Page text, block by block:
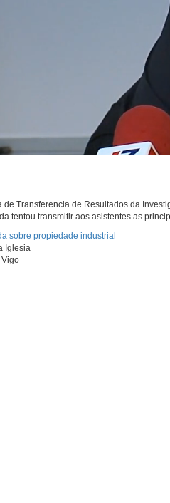
Transferencia de Resultados da
tentou transmitir aos asistentes as
sobre propiedade industrial
Iglesia
Vigo